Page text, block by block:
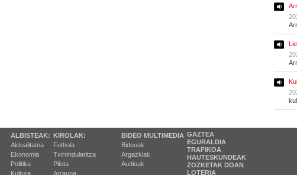
ALBISTEAK:
Aktualitatea
Ekonomia
Politika
Kultura
KIROLAK:
Futbola
Txirrindularitza
Pilota
Arrauna
BIDEO MULTIMEDIA
Bideoak
Argazkiak
Audioak
GAZTEA
EGURALDIA
TRAFIKOA
HAUTESKUNDEAK
ZOZKETAK DOAN
LOTERIA